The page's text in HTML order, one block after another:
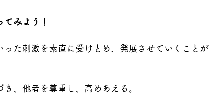
みよう！
た刺激を素直に受けとめ、発展させていくことが
、他者を尊重し、高めあえる。